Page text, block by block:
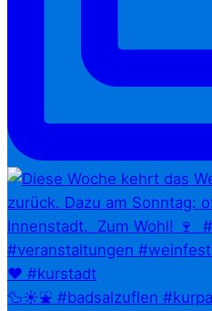
🦆☀️⛲ #badsalzuflen